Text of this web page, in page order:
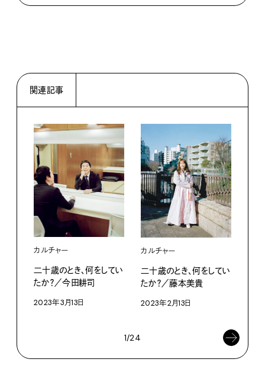
関連記事
カルチャー
二十歳のとき、何をしてい
たか？／今田耕司
2023年3月13日
カルチャー
二十歳のとき、何をしてい
たか？／藤本美貴
2023年2月13日
1/24